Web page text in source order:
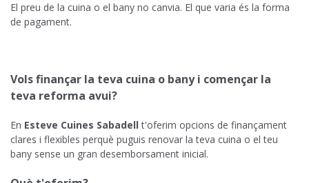
El preu de la cuina o el bany no canvia. El que varia és la forma
de pagament.
Vols finançar la teva cuina o bany i començar la
teva reforma avui?
En Esteve Cuines Sabadellt'oferim opcions de finançament
clares i flexibles perquè puguis renovar la teva cuina o el teu
bany sense un gran desemborsament inicial.